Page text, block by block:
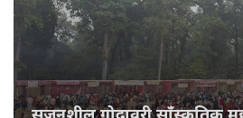
सृजनशील गोदावरी साँस्कृतिक